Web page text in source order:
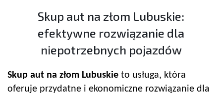
Skup aut na złom Lubuskie:
efektywne rozwiązanie dla
niepotrzebnych pojazdów
Skup aut na złom Lubuskie to usługa, która
oferuje przydatne i ekonomiczne rozwiązanie dla